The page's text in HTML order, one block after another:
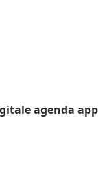
agenda app